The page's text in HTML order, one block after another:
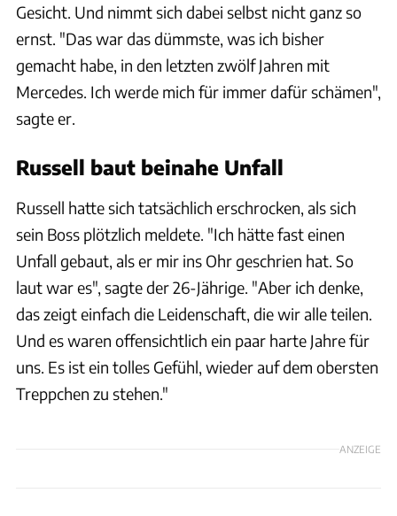
Gesicht. Und nimmt sich dabei selbst nicht ganz so
ernst. "Das war das dümmste, was ich bisher
gemacht habe, in den letzten zwölf Jahren mit
Mercedes. Ich werde mich für immer dafür schämen",
sagte er.
Russell baut beinahe Unfall
Russell hatte sich tatsächlich erschrocken, als sich
sein Boss plötzlich meldete. "Ich hätte fast einen
Unfall gebaut, als er mir ins Ohr geschrien hat. So
laut war es", sagte der 26-Jährige. "Aber ich denke,
das zeigt einfach die Leidenschaft, die wir alle teilen.
Und es waren offensichtlich ein paar harte Jahre für
uns. Es ist ein tolles Gefühl, wieder auf dem obersten
Treppchen zu stehen."
ANZEIGE